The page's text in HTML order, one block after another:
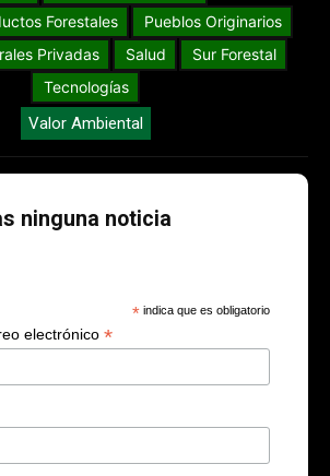
Forestales
Pueblos Originarios
Privadas
Salud
Sur Forestal
Tecnologías
Valor Ambiental
ninguna noticia
* indica que es obligatorio
electrónico *